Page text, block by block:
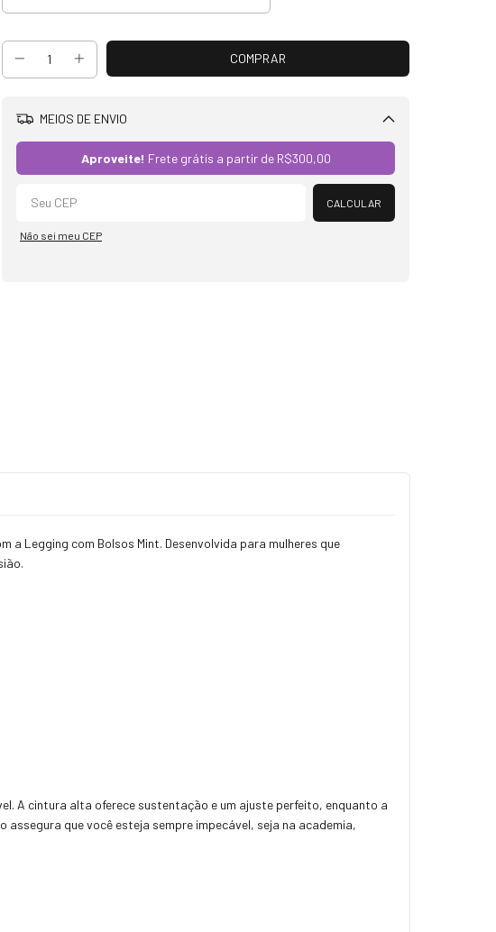
MEIOS DE ENVIO
Aproveite! Frete grátis a partir de R$300,00
CALCULAR
Não sei meu CEP
a Legging com Bolsos Mint. Desenvolvida para mulheres que
A cintura alta oferece sustentação e um ajuste perfeito, enquanto a
que você esteja sempre impecável, seja na academia,